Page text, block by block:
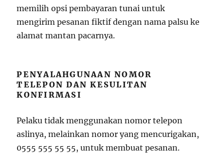
memilih opsi pembayaran tunai untuk
mengirim pesanan fiktif dengan nama palsu ke
alamat mantan pacarnya.
PENYALAHGUNAAN NOMOR
TELEPON DAN KESULITAN
KONFIRMASI
Pelaku tidak menggunakan nomor telepon
aslinya, melainkan nomor yang mencurigakan,
0555 555 55 55, untuk membuat pesanan.